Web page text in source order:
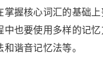
掌握核心词汇的基础
中也要使用多样的记
谐音记忆法等。